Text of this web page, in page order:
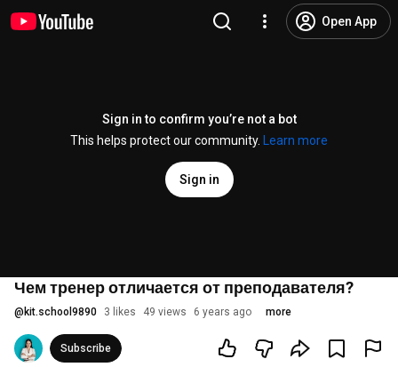
Open App
Sign in to confirm you’re not a bot
This helps protect our community.
Learn more
Sign in
Чем тренер отличается от преподавателя?
@ kit.school9890 3 likes 49 views 6 years ago more
Subscribe